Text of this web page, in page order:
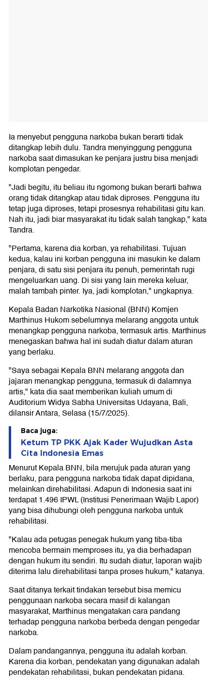
Ia menyebut pengguna narkoba bukan berarti tidak
ditangkap lebih dulu. Tandra menyinggung pengguna
narkoba saat dimasukan ke penjara justru bisa menjadi
komplotan pengedar.
"Jadi begitu, itu beliau itu ngomong bukan berarti bahwa
orang tidak ditangkap atau tidak diproses. Pengguna itu
tetap juga diproses, tetapi prosesnya rehabilitasi gitu kan.
Nah itu, jadi biar masyarakat itu tidak salah tangkap," kata
Tandra.
"Pertama, karena dia korban, ya rehabilitasi. Tujuan
kedua, kalau ini korban pengguna ini masukin ke dalam
penjara, di satu sisi penjara itu penuh, pemerintah rugi
mengeluarkan uang. Di sisi yang lain mereka keluar,
malah tambah pinter. Iya, jadi komplotan," ungkapnya.
Kepala Badan Narkotika Nasional (BNN) Komjen
Marthinus Hukom sebelumnya melarang anggota untuk
menangkap pengguna narkoba, termasuk artis. Marthinus
menegaskan bahwa hal ini sudah diatur dalam aturan
yang berlaku.
"Saya sebagai Kepala BNN melarang anggota dan
jajaran menangkap pengguna, termasuk di dalamnya
artis," kata dia saat memberikan kuliah umum di
Auditorium Widya Sabha Universitas Udayana, Bali,
dilansir Antara, Selasa (15/7/2025).
Baca juga:
Ketum TP PKK Ajak Kader Wujudkan Asta
Cita Indonesia Emas
Menurut Kepala BNN, bila merujuk pada aturan yang
berlaku, para pengguna narkoba tidak dapat dipidana,
melainkan direhabilitasi. Adapun di Indonesia saat ini
terdapat 1.496 IPWL (Institusi Penerimaan Wajib Lapor)
yang bisa dihubungi oleh pengguna narkoba untuk
rehabilitasi.
"Kalau ada petugas penegak hukum yang tiba-tiba
mencoba bermain memproses itu, ya dia berhadapan
dengan hukum itu sendiri. Itu sudah diatur, laporan wajib
diterima lalu direhabilitasi tanpa proses hukum," katanya.
Saat ditanya terkait tindakan tersebut bisa memicu
penggunaan narkoba secara masif di kalangan
masyarakat, Marthinus mengatakan cara pandang
terhadap pengguna narkoba berbeda dengan pengedar
narkoba.
Dalam pandangannya, pengguna itu adalah korban.
Karena dia korban, pendekatan yang digunakan adalah
pendekatan rehabilitasi, bukan pendekatan pidana.